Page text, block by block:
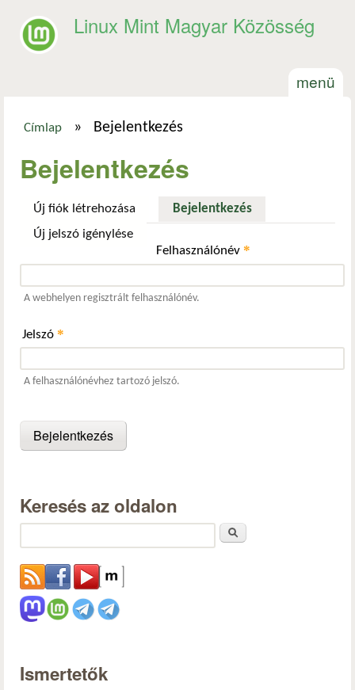
Linux Mint Magyar Közösség
menü
Címlap » Bejelentkezés
Bejelentkezés
Új fiók létrehozása Bejelentkezés(aktív fül)
Új jelszó igénylése
Felhasználónév*
A webhelyen regisztrált felhasználónév.
Jelszó *
A felhasználónévhez tartozó jelszó.
Keresés az oldalon
Ismertetők